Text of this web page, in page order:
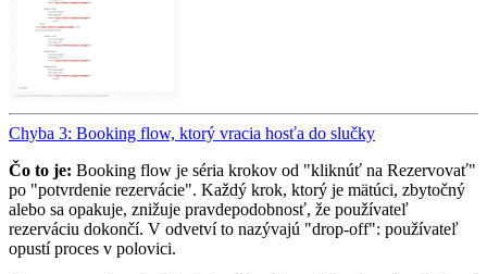
Chyba 3: Booking flow, ktorý vracia hosťa do slučky
Čo to je: Booking flow je séria krokov od "kliknúť na Rezervovať"
po "potvrdenie rezervácie". Každý krok, ktorý je mätúci, zbytočný
alebo sa opakuje, znižuje pravdepodobnosť, že používateľ
rezerváciu dokončí. V odvetví to nazývajú "drop-off": používateľ
opustí proces v polovici.